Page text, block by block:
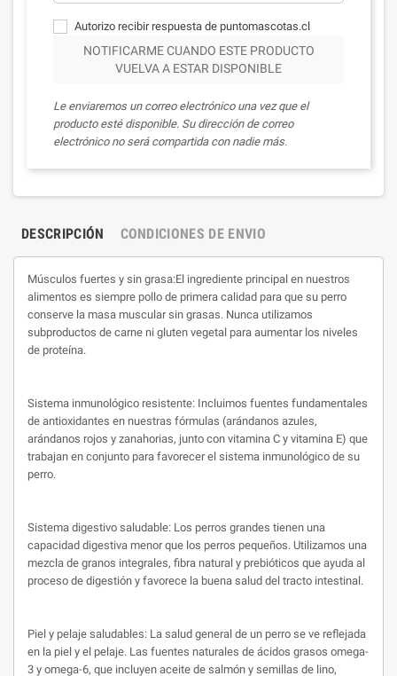
Autorizo recibir respuesta de puntomascotas.cl
NOTIFICARME CUANDO ESTE PRODUCTO
VUELVA A ESTAR DISPONIBLE
Le enviaremos un correo electrónico una vez que el
producto esté disponible. Su dirección de correo
electrónico no será compartida con nadie más.
DESCRIPCIÓN CONDICIONES DE ENVIO
Músculos fuertes y sin grasa:El ingrediente principal en nuestros
alimentos es siempre pollo de primera calidad para que su perro
conserve la masa muscular sin grasas. Nunca utilizamos
subproductos de carne ni gluten vegetal para aumentar los niveles
de proteína.
Sistema inmunológico resistente: Incluimos fuentes fundamentales
de antioxidantes en nuestras fórmulas (arándanos azules,
arándanos rojos y zanahorias, junto con vitamina C y vitamina E) que
trabajan en conjunto para favorecer el sistema inmunológico de su
perro.
Sistema digestivo saludable: Los perros grandes tienen una
capacidad digestiva menor que los perros pequeños. Utilizamos una
mezcla de granos integrales, fibra natural y prebióticos que ayuda al
proceso de digestión y favorece la buena salud del tracto intestinal.
Piel y pelaje saludables: La salud general de un perro se ve reflejada
en la piel y el pelaje. Las fuentes naturales de ácidos grasos omega-
3 y omega-6, que incluyen aceite de salmón y semillas de lino,